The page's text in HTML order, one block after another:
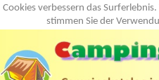
Cookies verbessern das
stimmen Sie der